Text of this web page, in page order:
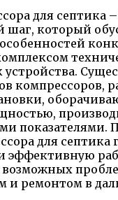
для септика –
шаг, который
компрессоров,
показателями.
для септика
эффективную
и ремонтом в